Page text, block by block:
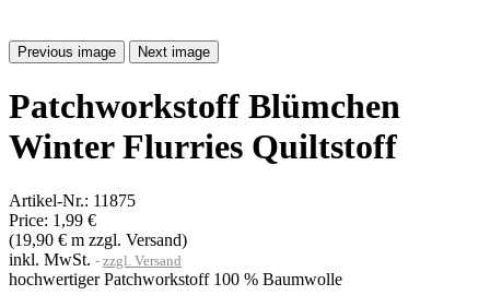
Previous image Next image
Patchworkstoff Blümchen
Winter Flurries Quiltstoff
Artikel-Nr.: 11875
Price: 1,99 €
(19,90 € m zzgl. Versand)
inkl. MwSt.
zzgl. Versand
hochwertiger Patchworkstoff 100 % Baumwolle